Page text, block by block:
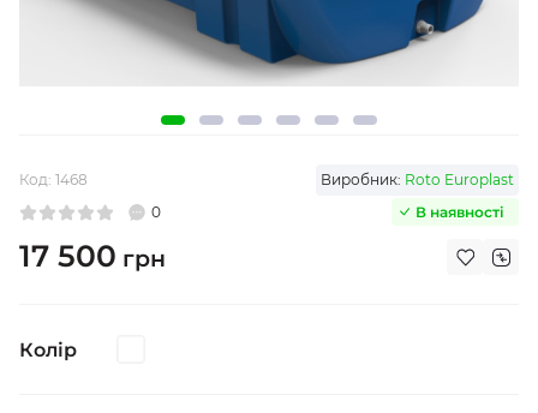
Код: 1468
В наявності
Виробник: Roto Europlast
0
17 500 грн
Колір